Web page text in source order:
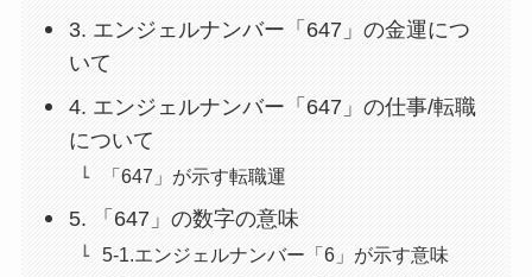
3. エンジェルナンバー「647」の金運につ
いて
4. エンジェルナンバー「647」の仕事/転職
について
「647」が示す転職運
5. 「647」の数字の意味
5-1.エンジェルナンバー「6」が示す意味